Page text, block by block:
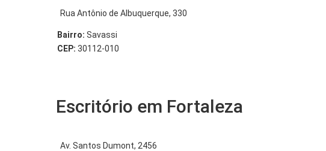
Rua Antônio de Albuquerque, 330
Bairro: Savassi
CEP: 30112-010
Escritório em Fortaleza
Av. Santos Dumont, 2456